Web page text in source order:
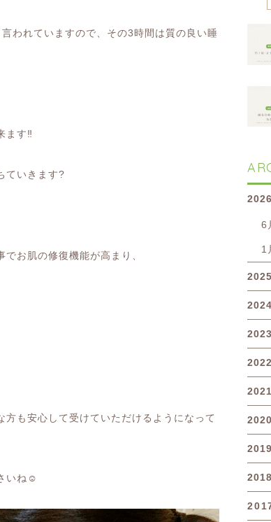
われていますので、その3時間は質の良い睡
ます‼️
ていきます?
お肌の修復機能が高まり、
も安心して受けていただけるようになって
いね ☺️
2026
6
1
2025
2024
2023
2022
2021
2020
2019
2018